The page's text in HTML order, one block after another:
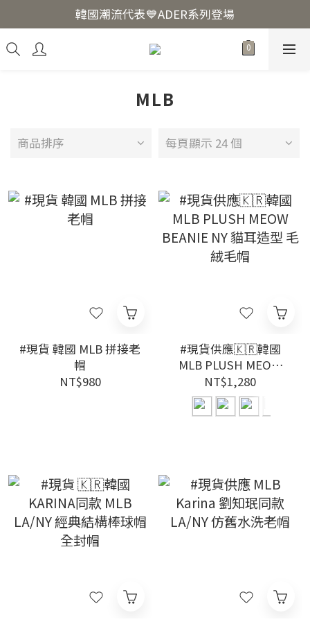
韓國爆紅🔥LUODIN Y2K相機📷
韓國潮流代表💙ADER系列登場
韓國爆紅🔥LUODIN Y2K相機📷
MLB
商品排序 每頁顯示 24 個
#現貨 韓國 MLB 拼接老
帽
NT$980
#現貨供應🇰🇷韓國
MLB PLUSH MEOW
BEANIE NY 貓耳造型
毛絨毛帽
NT$1,280